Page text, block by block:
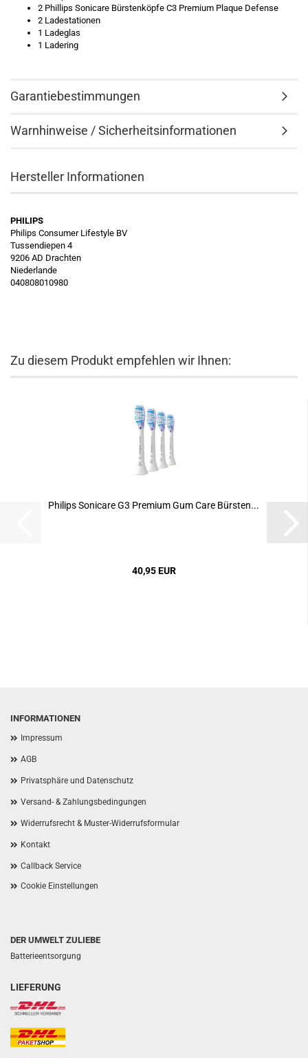
2 Phillips Sonicare Bürstenköpfe C3 Premium Plaque Defense
2 Ladestationen
1 Ladeglas
1 Ladering
Garantiebestimmungen
Warnhinweise / Sicherheitsinformationen
Hersteller Informationen
PHILIPS
Philips Consumer Lifestyle BV
Tussendiepen 4
9206 AD Drachten
Niederlande
040808010980
Zu diesem Produkt empfehlen wir Ihnen:
Philips Sonicare G3 Premium Gum Care Bürsten...
40,95 EUR
INFORMATIONEN
Impressum
AGB
Privatsphäre und Datenschutz
Versand- & Zahlungsbedingungen
Widerrufsrecht & Muster-Widerrufsformular
Kontakt
Callback Service
Cookie Einstellungen
DER UMWELT ZULIEBE
Batterieentsorgung
LIEFERUNG